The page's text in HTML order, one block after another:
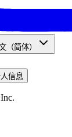
（简体）
信息